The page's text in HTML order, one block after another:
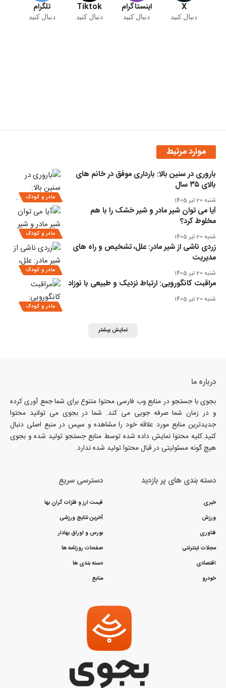
X
دنبال کنید
اینستاگرام
دنبال کنید
Tiktok
دنبال کنید
تلگرام
دنبال کنید
موارد مرتبط
مادر و کودک
باروری در سنین بالا: بارداری موفق در خانم های
بالای ۳۵ سال
شنبه 20 تیر 1405
مادر و کودک
آیا می توان شیر مادر و شیر خشک را با هم
مخلوط کرد؟
شنبه 20 تیر 1405
مادر و کودک
زردی ناشی از شیر مادر: علل، تشخیص و راه‌ های
مدیریت
شنبه 20 تیر 1405
مادر و کودک
مراقبت کانگورویی: ارتباط نزدیک و طبیعی با نوزاد
شنبه 20 تیر 1405
نمایش بیشتر
درباره ما
بجوی با جستجو در منابع وب فارسی محتوا متنوع برای شما جمع آوری کرده
و در زمان شما صرفه جویی می کند. شما در بجوی می توانید محتوا
جدیدترین منابع مورد علاقه خود را مشاهده و سپس در منبع اصلی دنبال
کنید.کلیه محتوا نمایش داده شده توسط منابع جستجو تولید شده و بجوی
هیچ گونه مسئولیتی در قبال محتوا تولید شده ندارد.
دسته بندی های پر بازدید
خبری
ورزش
فناوری
مجلات اینترنتی
اقتصادی
خودرو
دسترسی سریع
قیمت ارز و فلزات گران بها
آخرین نتایج ورزشی
بورس و اوراق بهادار
صفحات روزنامه ها
دسته بندی ها
منابع